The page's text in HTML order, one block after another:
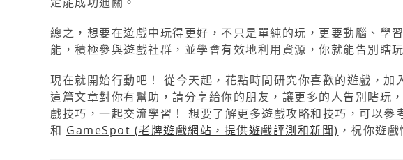
總之，想要在遊戲中玩得更好，不只是單純的玩，更要動腦、學
能，積極參與遊戲社群，並學會有效地利用資源，你就能告別瞎
現在就開始行動吧！ 從今天起，花點時間研究你喜歡的遊戲，
這篇文章對你有幫助，請分享給你的朋友，讓更多的人告別瞎玩
戲技巧，一起交流學習！ 想要了解更多遊戲攻略和技巧，可以參
和 GameSpot (老牌遊戲網站，提供遊戲評測和新聞) ，祝你遊戲